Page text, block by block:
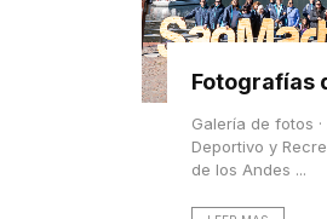
Fotografías
Galería de fotos
Deportivo y
de los Andes ...